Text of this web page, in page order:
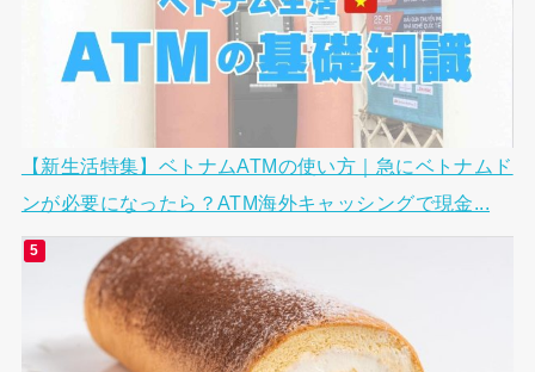
【新生活特集】ベトナムATMの使い方｜急にベトナムド
ンが必要になったら？ATM海外キャッシングで現金...